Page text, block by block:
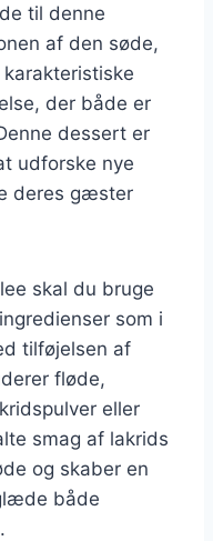
til denne
af den søde,
der både er
dessert er
udforske nye
deres gæster
skal du bruge
som i
tilføjelsen af
fløde,
eller
smag af lakrids
og skaber en
både